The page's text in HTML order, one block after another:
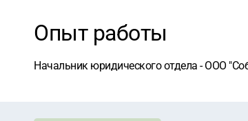
Опыт работы
Начальник юридического отдела - ООО